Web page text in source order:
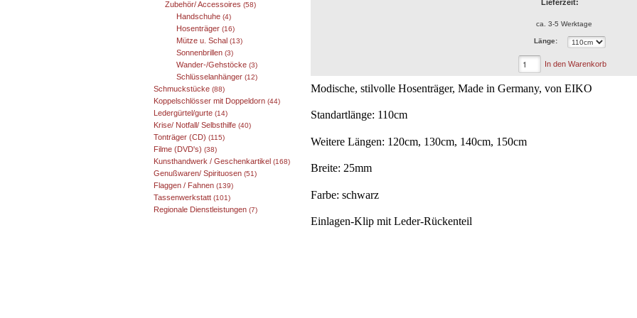
Zubehör/ Accessoires (58)
Handschuhe (4)
Hosenträger (16)
Mütze u. Schal (13)
Sonnenbrillen (3)
Wander-/Gehstöcke (3)
Schlüsselanhänger (12)
Schmuckstücke (88)
Koppelschlösser mit Doppeldorn (44)
Ledergürtel/gurte (14)
Krise/ Notfall/ Selbsthilfe (40)
Tonträger (CD) (115)
Filme (DVD's) (38)
Kunsthandwerk / Geschenkartikel (168)
Genußwaren/ Spirituosen (51)
Flaggen / Fahnen (139)
Tassenwerkstatt (101)
Regionale Dienstleistungen (7)
Lieferzeit:
ca. 3-5 Werktage
Länge:
In den Warenkorb
Modische, stilvolle Hosenträger, Made in Germany, von EIKO
Standartlänge: 110cm
Weitere Längen: 120cm, 130cm, 140cm, 150cm
Breite: 25mm
Farbe: schwarz
Einlagen-Klip mit Leder-Rückenteil